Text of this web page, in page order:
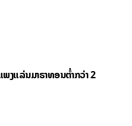
ງແລ່ນມາຣາທອນຕ່ຳກວ່າ 2